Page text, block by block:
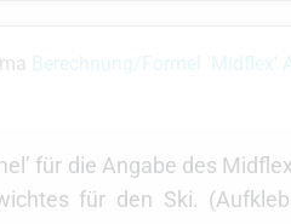
Berechnung/Formel 'Midflex'
für die Angabe des
für den Ski.